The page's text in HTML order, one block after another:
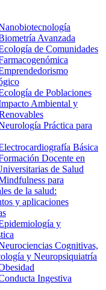
Avanzada
de Comunidades
de Poblaciones
Ambiental y
Práctica para
Básica
Docente en
de Salud
para
de la salud:
y aplicaciones
y
Cognitivas,
y Neuropsiquiatría
Ingestiva